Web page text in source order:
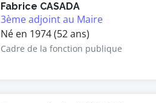
Fabrice CASADA
3ème adjoint au Maire
Né en 1974 (52 ans)
Cadre de la fonction publique